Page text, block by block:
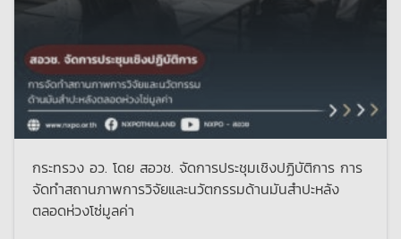
กระทรวง อว. โดย สอวช. จัดการประชุมเชิงปฏิบัติการ การ
จัดทำสถานภาพการวิจัยและนวัตกรรมด้านมันสำปะหลัง
ตลอดห่วงโซ่มูลค่า